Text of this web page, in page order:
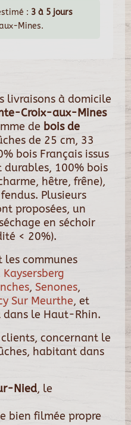
: 3 à 5 jours
Mines.
livraisons à domicile
Croix-aux-Mines
de bois de
de 25 cm, 33
bois Français issus
durables, 100% bois
hêtre, frêne),
Plusieurs
proposées, un
en séchoir
< 20%).
les communes
Kaysersberg
, Senones,
Sur Meurthe, et
le Haut-Rhin.
concernant le
habitant dans
Nied, le
bien filmée propre